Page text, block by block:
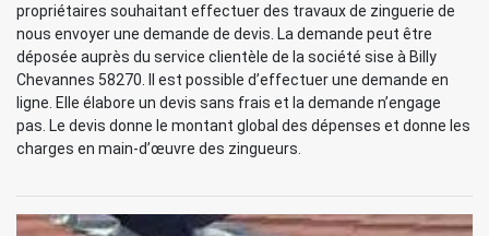
propriétaires souhaitant effectuer des travaux de zinguerie de
nous envoyer une demande de devis. La demande peut être
déposée auprès du service clientèle de la société sise à Billy
Chevannes 58270. Il est possible d’effectuer une demande en
ligne. Elle élabore un devis sans frais et la demande n’engage
pas. Le devis donne le montant global des dépenses et donne les
charges en main-d’œuvre des zingueurs.